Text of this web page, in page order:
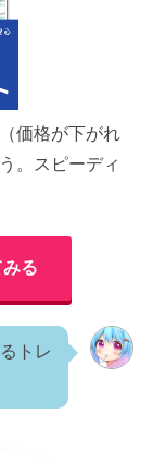
価格が下がれ
。スピーディ
る
トレ